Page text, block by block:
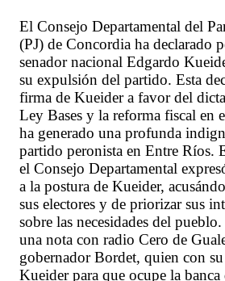
El Consejo Departamental del
(PJ) de Concordia ha declarado
senador nacional Edgardo
su expulsión del partido. Esta
firma de Kueider a favor del
Ley Bases y la reforma fiscal en
ha generado una profunda
partido peronista en Entre Ríos.
el Consejo Departamental
a la postura de Kueider,
sus electores y de priorizar sus
sobre las necesidades del
una nota con radio Cero de
gobernador Bordet, quien con
Kueider para que ocupe la banca